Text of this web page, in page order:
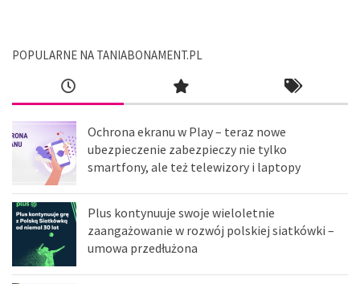
POPULARNE NA TANIABONAMENT.PL
Ochrona ekranu w Play – teraz nowe
ubezpieczenie zabezpieczy nie tylko
smartfony, ale też telewizory i laptopy
Plus kontynuuje swoje wieloletnie
zaangażowanie w rozwój polskiej siatkówki –
umowa przedłużona